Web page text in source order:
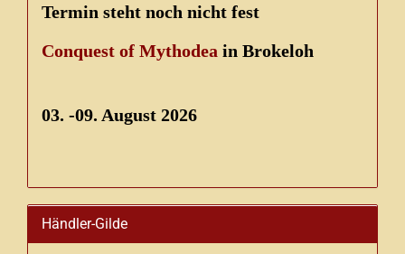
Termin steht noch nicht fest
Conquest of Mythodea in Brokeloh
03. -09. August 2026
Händler-Gilde